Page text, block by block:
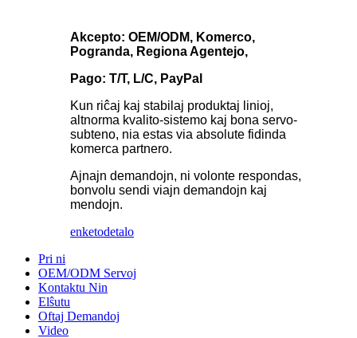
Akcepto: OEM/ODM, Komerco,
Pogranda, Regiona Agentejo,
Pago: T/T, L/C, PayPal
Kun riĉaj kaj stabilaj produktaj linioj,
altnorma kvalito-sistemo kaj bona servo-
subteno, nia estas via absolute fidinda
komerca partnero.
Ajnajn demandojn, ni volonte respondas,
bonvolu sendi viajn demandojn kaj
mendojn.
enketodetalo
Pri ni
OEM/ODM Servoj
Kontaktu Nin
Elŝutu
Oftaj Demandoj
Video